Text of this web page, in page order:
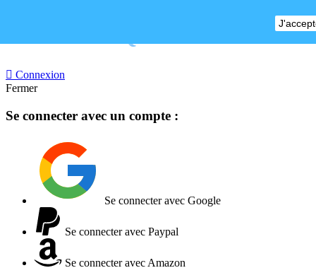
 Connexion
Fermer
Se connecter avec un compte :
Se connecter avec Google
Se connecter avec Paypal
Se connecter avec Amazon